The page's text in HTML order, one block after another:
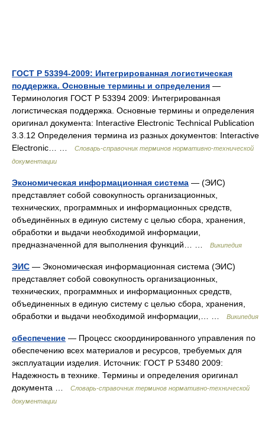
ГОСТ Р 53394-2009: Интегрированная логистическая
поддержка. Основные термины и определения —
Терминология ГОСТ Р 53394 2009: Интегрированная
логистическая поддержка. Основные термины и определения
оригинал документа: Interactive Electronic Technical Publication
3.3.12 Определения термина из разных документов: Interactive
Electronic… …
Словарь-справочник терминов нормативно-технической
документации
Экономическая информационная система — (ЭИС)
представляет собой совокупность организационных,
технических, программных и информационных средств,
объединённых в единую систему с целью сбора, хранения,
обработки и выдачи необходимой информации,
предназначенной для выполнения функций… …
Википедия
ЭИС — Экономическая информационная система (ЭИС)
представляет собой совокупность организационных,
технических, программных и информационных средств,
объединенных в единую систему с целью сбора, хранения,
обработки и выдачи необходимой информации,… …
Википедия
обеспечение — Процесс скоординированного управления по
обеспечению всех материалов и ресурсов, требуемых для
эксплуатации изделия. Источник: ГОСТ Р 53480 2009:
Надежность в технике. Термины и определения оригинал
документа …
Словарь-справочник терминов нормативно-технической
документации